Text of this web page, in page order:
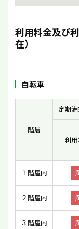
利用料金及び
在）
自転車
階層
定期
利
１階屋内
２階屋内
３階屋内